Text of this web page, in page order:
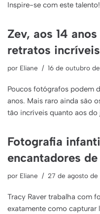
Inspire-se com este talento!
Zev, aos 14
retratos incríveis
por Eliane 16 de outubro
Poucos fotógrafos podem
anos. Mais raro ainda são
tão incríveis quanto aos do
Fotografia
encantadores
por Eliane 27 de agosto de
Tracy Raver trabalha com
exatamente como capturar